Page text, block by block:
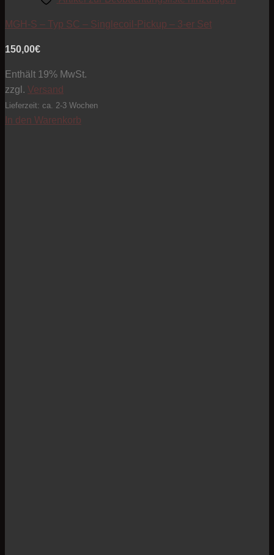
MGH-S – Typ SC – Singlecoil-Pickup – 3-er Set
150,00€
Enthält 19% MwSt.
zzgl. Versand
Lieferzeit: ca. 2-3 Wochen
In den Warenkorb